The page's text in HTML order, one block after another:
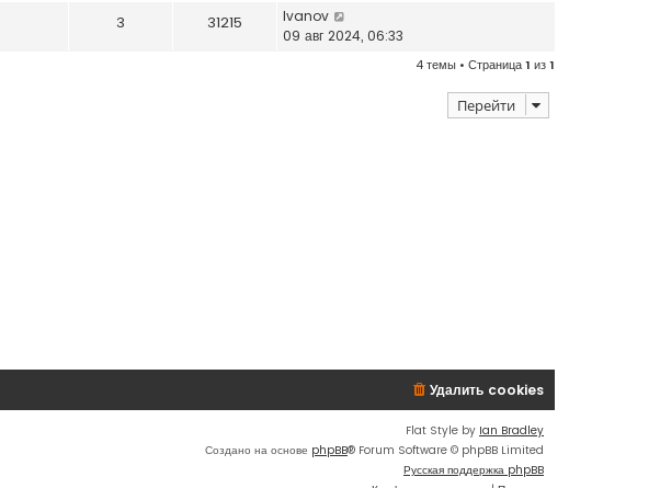
3 31215
Ivanov
09 авг 2024, 06:33
4 темы • Страница1 из1
Перейти
Удалить cookies
Flat Style by Ian Bradley
Создано на основе phpBB® Forum Software © phpBB Limited
Русская поддержка phpBB